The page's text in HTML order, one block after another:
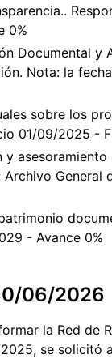
0%
Documental y
Nota: la
sobre los
01/09/2025 -
y
Archivo
- Avance 0%
06/2026
la Red de
se solicitó